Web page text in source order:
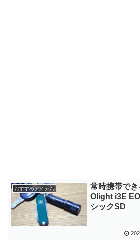
おすすめアイテム
常時携帯でき
Olight i3E
シックSD